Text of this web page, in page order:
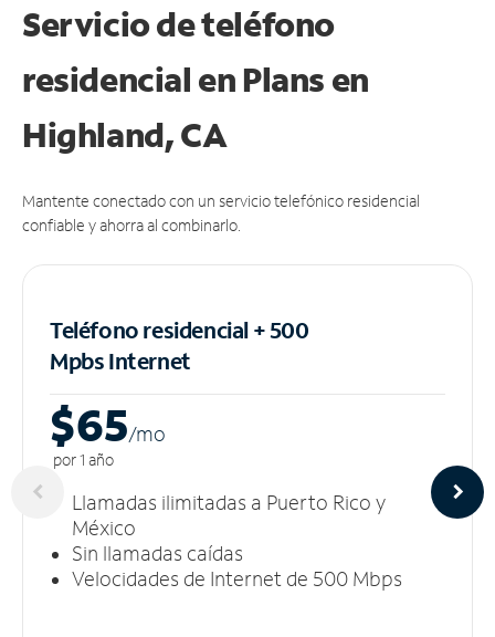
Servicio de teléfono
residencial en Plans en
Highland, CA
Mantente conectado con un servicio telefónico residencial
confiable y ahorra al combinarlo.
Teléfono residencial + 500
MpbsInternet
$65/mo
por 1 año
Llamadas ilimitadas a Puerto Rico y
México
Sin llamadas caídas
Velocidades de Internet de 500 Mbps